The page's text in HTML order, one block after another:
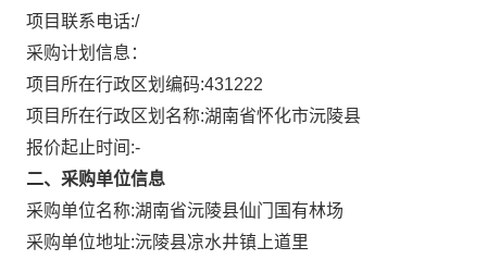
项目联系电话:/
采购计划信息：
项目所在行政区划编码:431222
项目所在行政区划名称:湖南省怀化市沅陵县
报价起止时间:-
二、采购单位信息
采购单位名称:湖南省沅陵县仙门国有林场
采购单位地址:沅陵县凉水井镇上道里